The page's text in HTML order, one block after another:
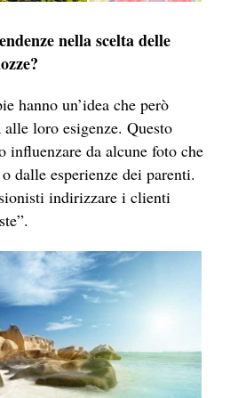
nella scelta delle
hanno un’idea che però
loro esigenze. Questo
influenzare da alcune foto che
dalle esperienze dei parenti.
indirizzare i clienti